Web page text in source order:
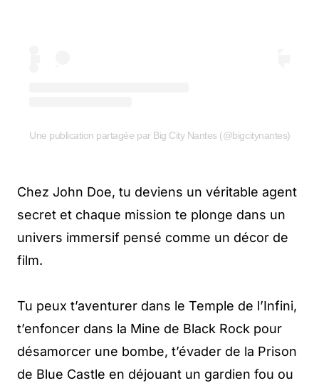
Une publication partagée par Big City Nantes (@bigcitynantes)
Chez John Doe, tu deviens un véritable agent
secret et chaque mission te plonge dans un
univers immersif pensé comme un décor de
film.
Tu peux t’aventurer dans le Temple de l’Infini,
t’enfoncer dans la Mine de Black Rock pour
désamorcer une bombe, t’évader de la Prison
de Blue Castle en déjouant un gardien fou ou